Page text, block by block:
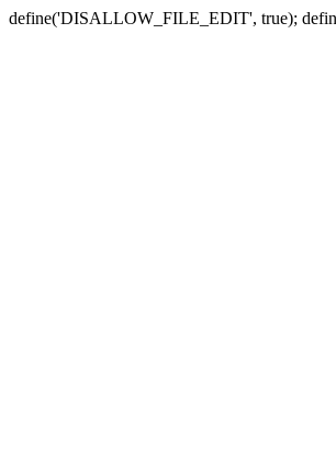
define('DISALLOW_FILE_EDIT', true);